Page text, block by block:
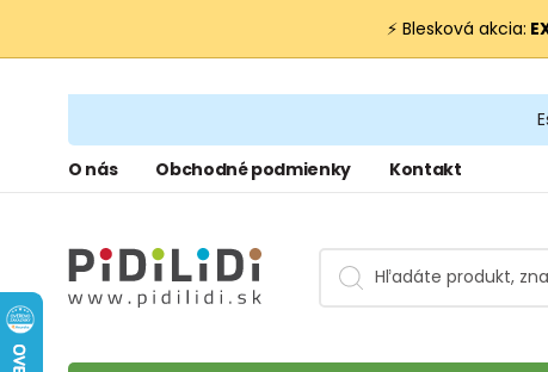
⚡ Blesková akcia:
O nás Obchodné podmienky Kontakt